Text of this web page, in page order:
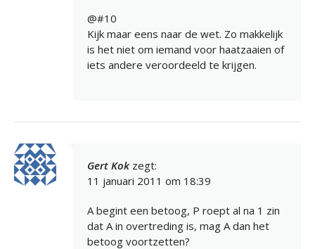
@#10
Kijk maar eens naar de wet. Zo makkelijk
is het niet om iemand voor haatzaaien of
iets andere veroordeeld te krijgen.
Gert Kok zegt:
11 januari 2011 om 18:39
A begint een betoog, P roept al na 1 zin
dat A in overtreding is, mag A dan het
betoog voortzetten?